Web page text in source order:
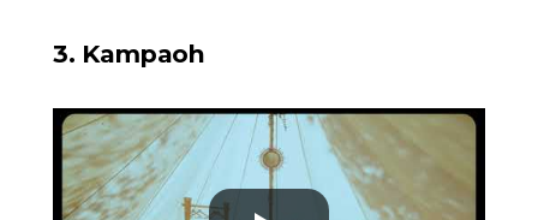
3. Kampaoh